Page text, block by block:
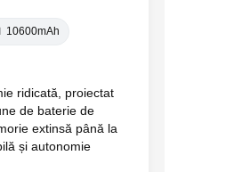
10600mAh
ridicată, proiectat
de baterie de
extinsă până la
și autonomie